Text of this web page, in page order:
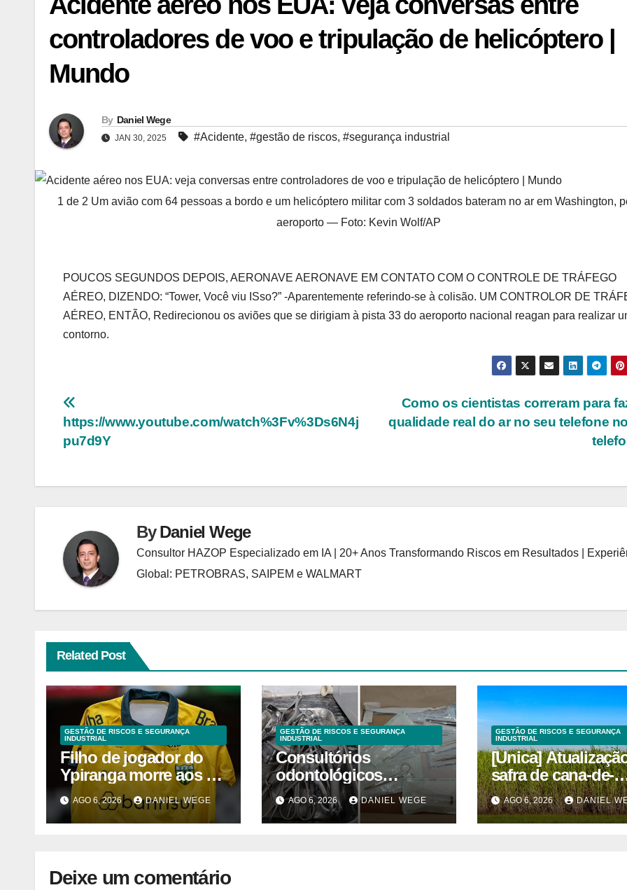
controladores de voo e tripulação de helicóptero |
Mundo
By Daniel Wege
JAN 30, 2025 #Acidente, #gestão de riscos, #segurança industrial
1 de 2 Um avião com 64 pessoas a bordo e um helicóptero militar com 3 soldados bateram no ar em Washington,
aeroporto — Foto: Kevin Wolf/AP
POUCOS SEGUNDOS DEPOIS, AERONAVE AERONAVE EM CONTATO COM O CONTROLE DE TRÁFEGO
AÉREO, DIZENDO: “Tower, Você viu ISso?” -Aparentemente referindo-se à colisão. UM CONTROLOR DE
AÉREO, ENTÃO, Redirecionou os aviões que se dirigiam à pista 33 do aeroporto nacional reagan para realizar
contorno.
Navegação
de
Como os cientistas correram para
qualidade real do ar no seu telefone
https://www.youtube.com/watch%3Fv%3Ds6N4j
pu7d9Y
ByDaniel Wege
Consultor HAZOP Especializado em IA | 20+ Anos Transformando Riscos em Resultados |
Global: PETROBRAS, SAIPEM e WALMART
Related Post
GESTÃO DE RISCOS E SEGURANÇA
INDUSTRIAL
Filho de jogador do
Ypiranga morre aos 2
anos após acidente
AGO 6, 2026 DANIEL WEGE
GESTÃO DE RISCOS E SEGURANÇA
INDUSTRIAL
Consultórios
odontológicos
interditados em
Campinas superam
2025
AGO 6, 2026 DANIEL WEGE
GESTÃO DE RISCOS E SEGURANÇA
INDUSTRIAL
[Unica]
safra de cana-de-
açúcar 2026/27 –
quinzenas de
AGO 6, 2026 DANIEL
Deixe um comentário